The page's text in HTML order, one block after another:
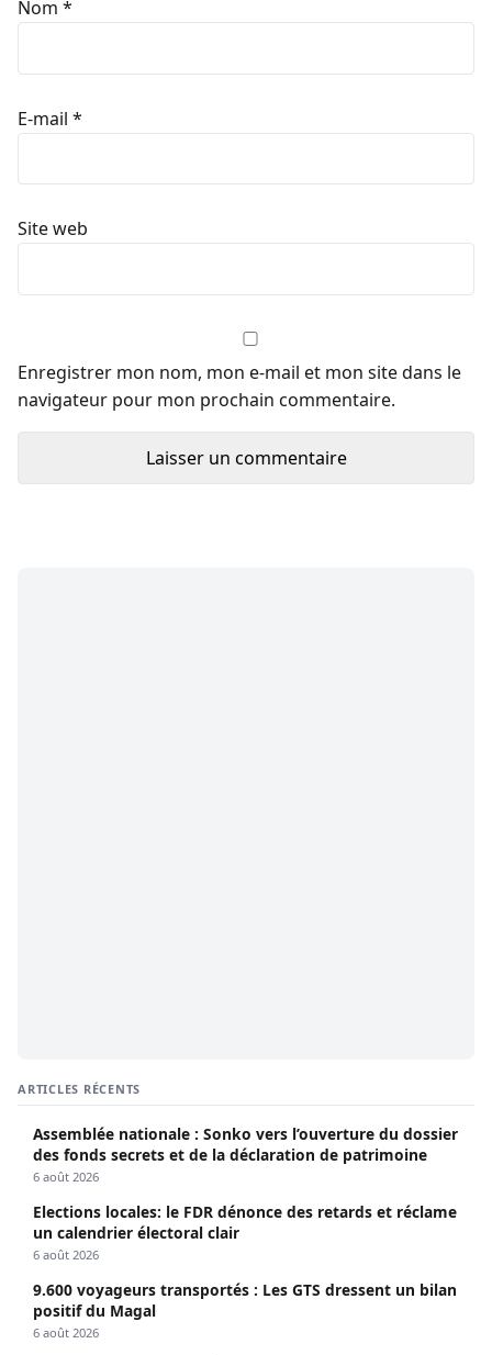
Nom *
E-mail *
Site web
Enregistrer mon nom, mon e-mail et mon site dans le
navigateur pour mon prochain commentaire.
ARTICLES RÉCENTS
Assemblée nationale : Sonko vers l’ouverture du dossier
des fonds secrets et de la déclaration de patrimoine
6 août 2026
Elections locales: le FDR dénonce des retards et réclame
un calendrier électoral clair
6 août 2026
9.600 voyageurs transportés : Les GTS dressent un bilan
positif du Magal
6 août 2026